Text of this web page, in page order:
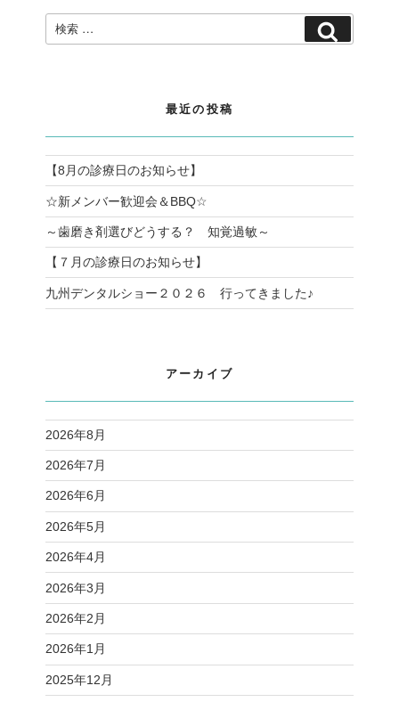
検
索:
索
最近の投稿
【8月の診療日のお知らせ】
☆新メンバー歓迎会＆BBQ☆
～歯磨き剤選びどうする？ 知覚過敏～
【７月の診療日のお知らせ】
九州デンタルショー２０２６ 行ってきました♪
アーカイブ
2026年8月
2026年7月
2026年6月
2026年5月
2026年4月
2026年3月
2026年2月
2026年1月
2025年12月